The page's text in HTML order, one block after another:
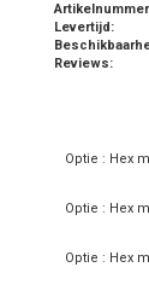
Levertijd:
Reviews:
Optie : Hex
Optie : Hex
Optie : Hex